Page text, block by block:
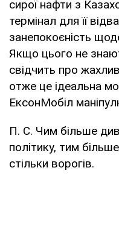
сирої нафти з
термінал для її
занепокоєність
Якщо цього не
свідчить про
отже це ідеальна
ЕксонМобіл
П. С. Чим більше
політику, тим
стільки ворогів.